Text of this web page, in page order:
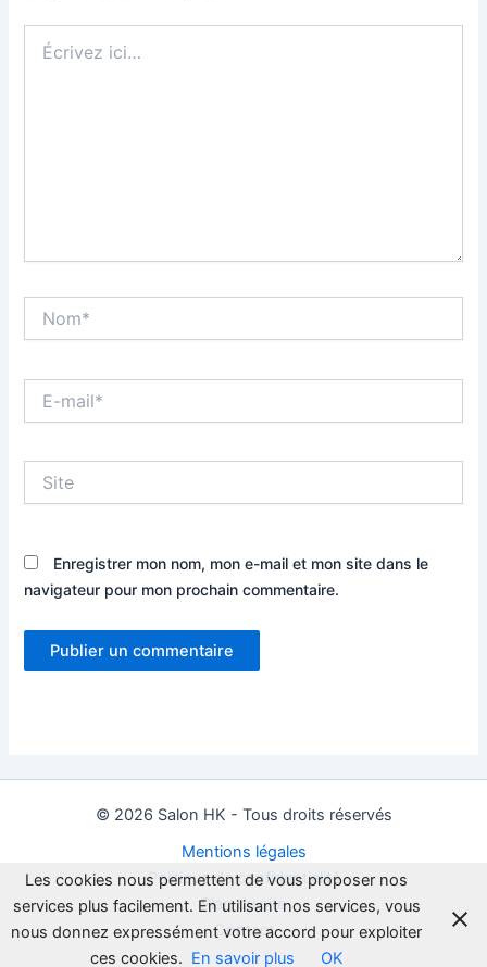
ici…
mail*
Enregistrer mon nom, mon e-mail et mon site dans le
navigateur pour mon prochain commentaire.
© 2026 Salon HK - Tous droits réservés
Mentions légales
Politique de confidentialité
Plan du site
Contact
Les cookies nous permettent de vous proposer nos
services plus facilement. En utilisant nos services, vous
nous donnez expressément votre accord pour exploiter
ces cookies. En savoir plus OK